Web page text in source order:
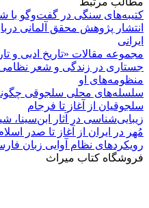
کتیبه‌های سنگی در گفت‌وگو با
انتشار پژوهش محقق آلمانی
ایرانی
مجموعه مقالات «تاریخ ادبی و
جستاری در زندگی و شعر نظامی
منظومه‌های او
سلسله‌های محلی سلجوقی
سلجوقیان از آغاز تا فرجام
زیبایی‌شناسی در آثار ابن‌سینا،
مُهر در ایران از آغاز تا صدر
رویکردهای نظام آوایی زبان
فروشگاه کتاب میراث